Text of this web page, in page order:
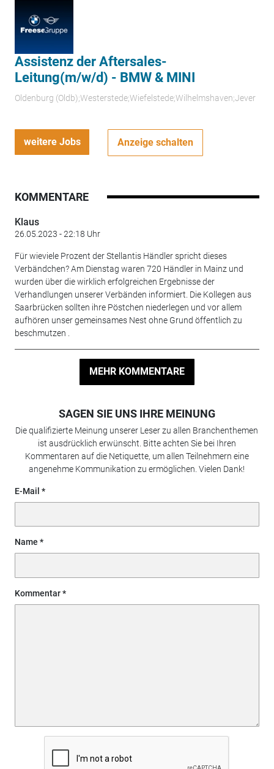
Assistenz der Aftersales-
Leitung(m/w/d) - BMW & MINI
Oldenburg (Oldb);Westerstede;Wiefelstede;Wilhelmshaven;Jever
weitere Jobs Anzeige schalten
KOMMENTARE
Klaus
26.05.2023 - 22:18 Uhr
Für wieviele Prozent der Stellantis Händler spricht dieses
Verbändchen? Am Dienstag waren 720 Händler in Mainz und
wurden über die wirklich erfolgreichen Ergebnisse der
Verhandlungen unserer Verbänden informiert. Die Kollegen aus
Saarbrücken sollten ihre Pöstchen niederlegen und vor allem
aufhören unser gemeinsames Nest ohne Grund öffentlich zu
beschmutzen .
MEHR KOMMENTARE
SAGEN SIE UNS IHRE MEINUNG
Die qualifizierte Meinung unserer Leser zu allen Branchenthemen
ist ausdrücklich erwünscht. Bitte achten Sie bei Ihren
Kommentaren auf die Netiquette, um allen Teilnehmern eine
angenehme Kommunikation zu ermöglichen. Vielen Dank!
E-Mail
Name
Kommentar